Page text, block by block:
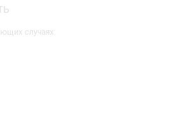
случаях: